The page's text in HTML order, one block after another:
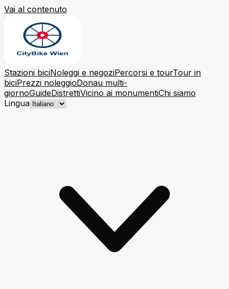
Vai al contenuto
Stazioni biciNoleggi e negoziPercorsi e tourTour in
biciPrezzi noleggioDonau multi-
giornoGuideDistrettiVicino ai monumentiChi siamo
Lingua